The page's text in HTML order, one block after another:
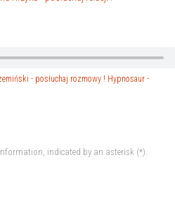
- posłuchaj rozmowy ! Hypnosaur -
indicated by an asterisk (*).